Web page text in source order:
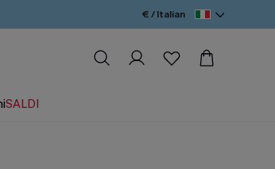
€ / Italian
SALDI